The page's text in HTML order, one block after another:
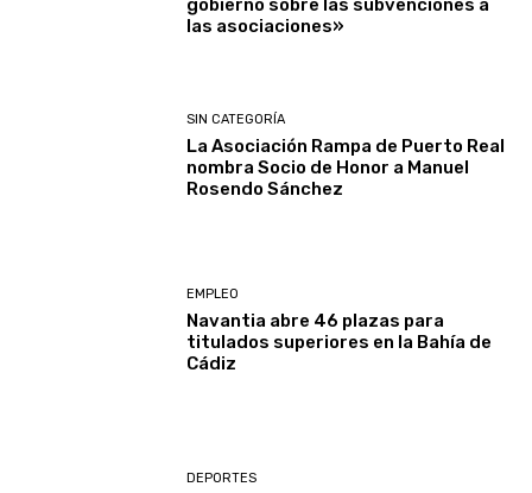
gobierno sobre las subvenciones a
las asociaciones»
SIN CATEGORÍA
La Asociación Rampa de Puerto Real
nombra Socio de Honor a Manuel
Rosendo Sánchez
EMPLEO
Navantia abre 46 plazas para
titulados superiores en la Bahía de
Cádiz
DEPORTES